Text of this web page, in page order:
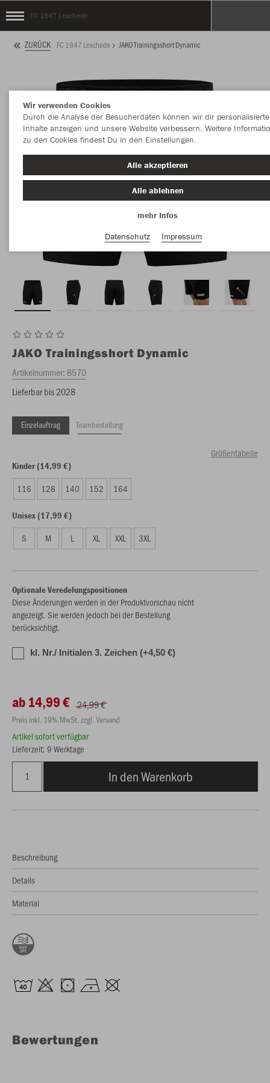
FC 1947 Leschede
ZURÜCK FC 1947 Leschede JAKO Trainingsshort Dynamic
JAKO Trainingsshort Dynamic
Artikelnummer:8570
Lieferbar bis 2028
Einzelauftrag Teambestellung
Größentabelle
Kinder (14,99 €)
116 128 140 152 164
Unisex (17,99 €)
S M L XL XXL 3XL
Optionale Veredelungspositionen
Diese Änderungen werden in der Produktvorschau nicht
angezeigt. Sie werden jedoch bei der Bestellung
berücksichtigt.
kl. Nr./ Initialen 3. Zeichen (+4,50 €)
ab 14,99 € 24,99 €
Preis inkl. 19% MwSt. zzgl. Versand
Artikel sofort verfügbar
Lieferzeit: 9 Werktage
In den Warenkorb
Beschreibung
Details
Material
Bewertungen
Wir verwenden Cookies
Durch die Analyse der Besucherdaten können wir dir personalisierte
Inhalte anzeigen und unsere Website verbessern. Weitere
zu den Cookies findest Du in den Einstellungen.
Alle akzeptieren
Alle ablehnen
mehr Infos
Datenschutz
Impressum